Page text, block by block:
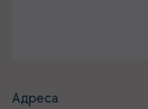
Адреса